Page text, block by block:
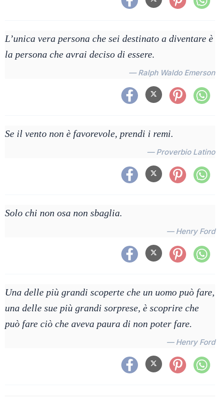
L’unica vera persona che sei destinato a diventare è
la persona che avrai deciso di essere.
— Ralph Waldo Emerson
Se il vento non è favorevole, prendi i remi.
— Proverbio Latino
Solo chi non osa non sbaglia.
— Henry Ford
Una delle più grandi scoperte che un uomo può fare,
una delle sue più grandi sorprese, è scoprire che
può fare ciò che aveva paura di non poter fare.
— Henry Ford